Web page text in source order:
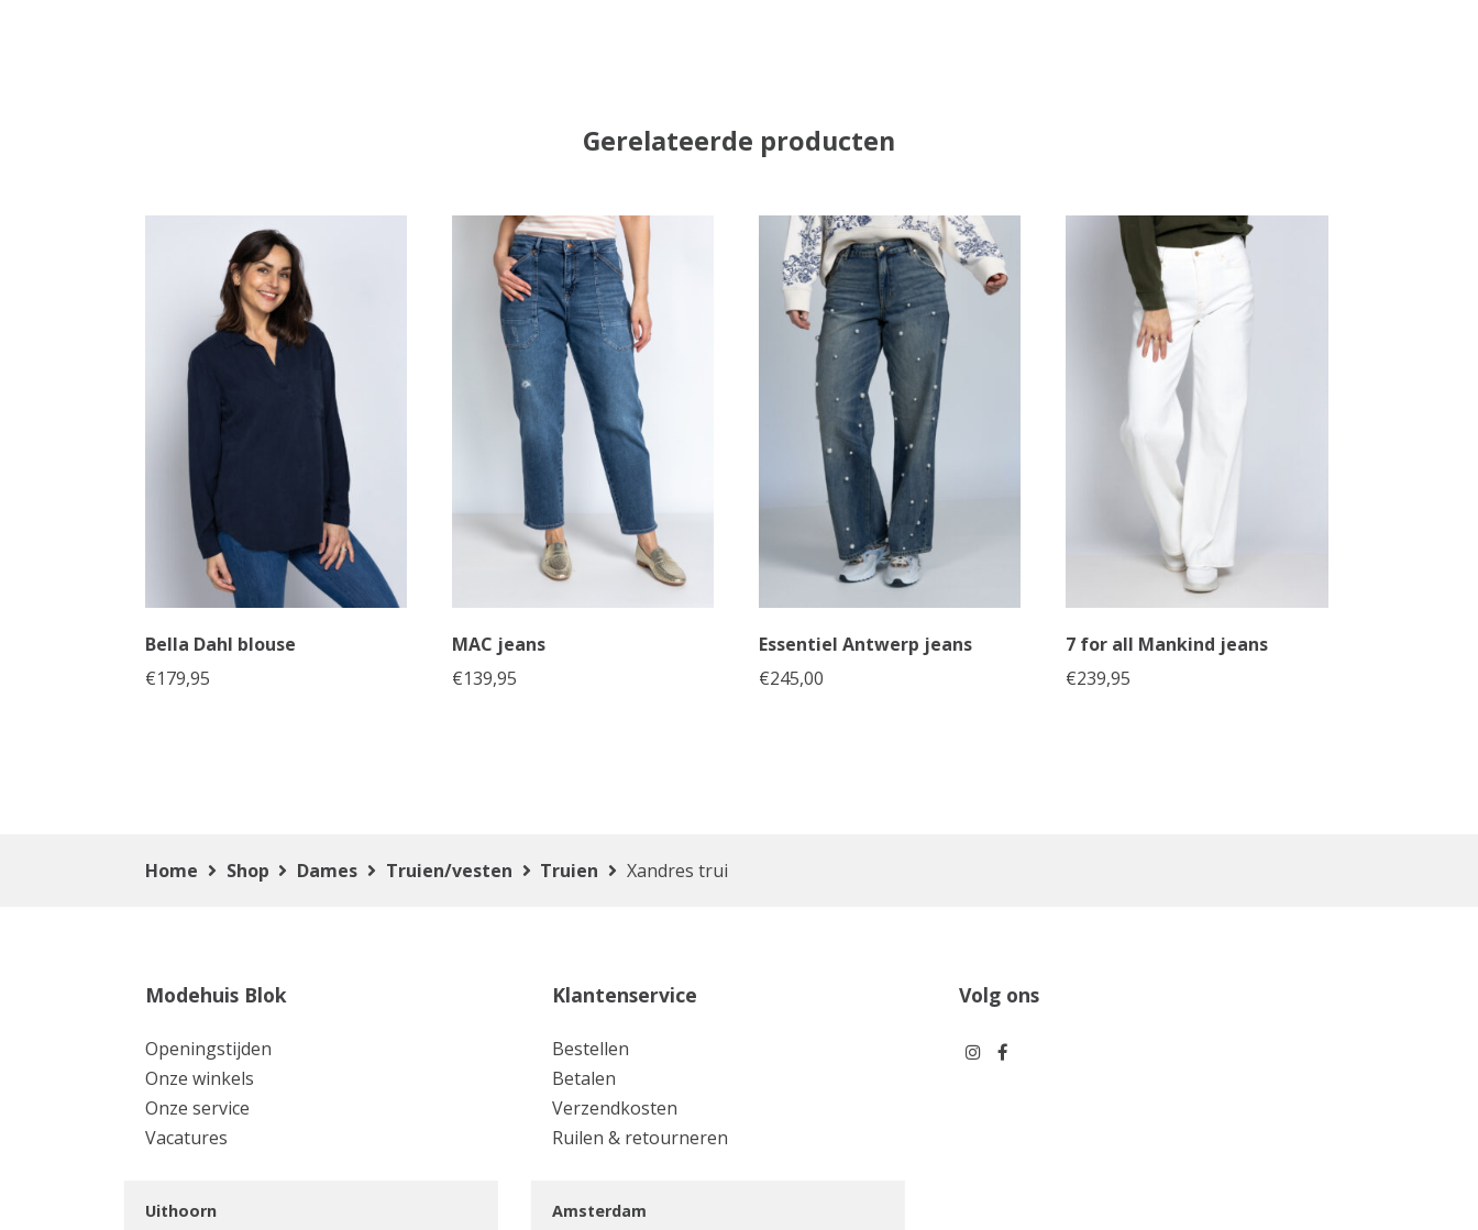
Gerelateerde producten
Bella Dahl blouse
€179,95
MAC jeans
€139,95
Essentiel Antwerp jeans
€245,00
7 for all Mankind jeans
€239,95
Home Shop Dames Truien/vesten Truien Xandres trui
Modehuis Blok
Openingstijden
Onze winkels
Onze service
Vacatures
Klantenservice
Bestellen
Betalen
Verzendkosten
Ruilen & retourneren
Volg ons
Uithoorn Amsterdam